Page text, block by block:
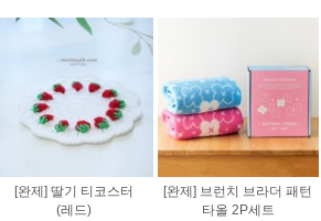
[완제] 딸기 티코스터
(레드)
[완제] 브런치 브라더 패턴
타올 2P세트